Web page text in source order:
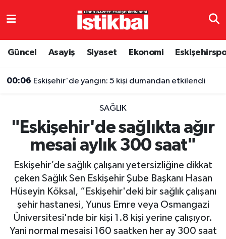
Güncel Asayiş Siyaset Ekonomi
00:06 Eskişehir'de yangın: 5 kişi dumandan etkilendi
SAĞLIK
"Eskişehir'de sağlıkta ağır
mesai aylık 300 saat"
Eskişehir’de sağlık çalışanı yetersizliğine dikkat
çeken Sağlık Sen Eskişehir Şube Başkanı Hasan
Hüseyin Köksal, “Eskişehir'deki bir sağlık çalışanı
şehir hastanesi, Yunus Emre veya Osmangazi
Üniversitesi'nde bir kişi 1.8 kişi yerine çalışıyor.
Yani normal mesaisi 160 saatken her ay 300 saat
Eskişehirspor
Spor
Eğitim
Ekonomi
Sağlık
Eskişehir Nöbetçi Eczaneler
TFF 3.Lig 4.Grup Puan Durumu ve Fikstür
Tüm Manşetler
Son Dakika Haberleri
Haber Arşivi